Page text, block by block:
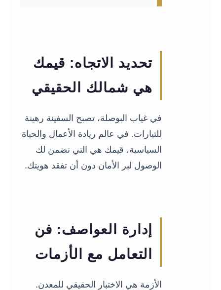
تحديد الاتجاه: قيمك
هي شمالك الحقيقي
في غياب البوصلة، تصبح السفينة رهينة
للتيارات. في عالم ريادة الأعمال والحياة
السياسية، قيمك هي التي تضمن لك
الوصول لبر الأمان دون أن تفقد هويتك.
إدارة العواصف: فن
التعامل مع الأزمات
الأزمة هي الاختبار الحقيقي للمعدن.